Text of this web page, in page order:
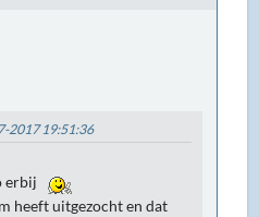
2017 19:51:36
erbij
heeft uitgezocht en dat